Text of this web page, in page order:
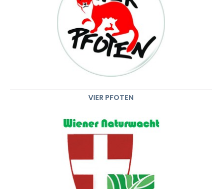
VIER PFOTEN